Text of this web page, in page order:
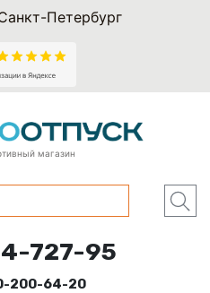
Петербург
магазин
727-95
200-64-20